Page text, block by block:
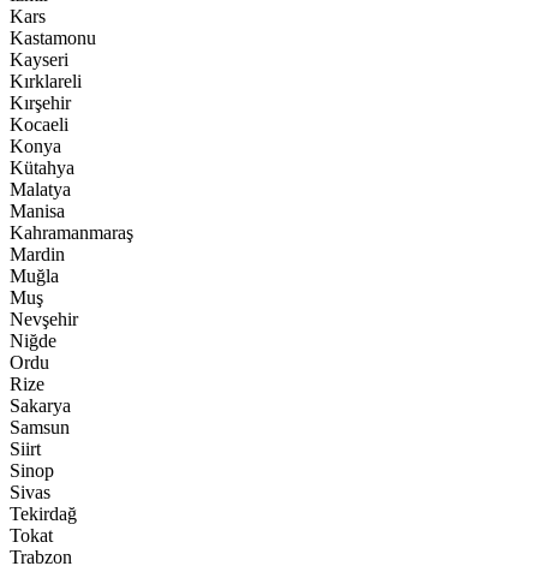
Kars
Kastamonu
Kayseri
Kırklareli
Kırşehir
Kocaeli
Konya
Kütahya
Malatya
Manisa
Kahramanmaraş
Mardin
Muğla
Muş
Nevşehir
Niğde
Ordu
Rize
Sakarya
Samsun
Siirt
Sinop
Sivas
Tekirdağ
Tokat
Trabzon